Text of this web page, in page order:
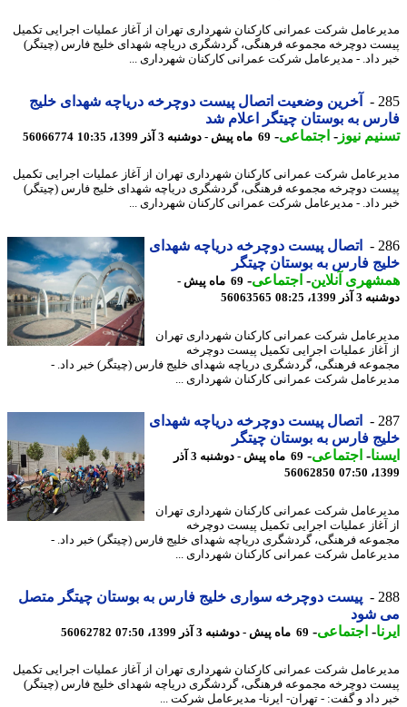
شرکت عمرانی کارکنان شهرداری تهران از آغاز عملیات اجرایی تکمیل
دوچرخه مجموعه فرهنگی، گردشگری دریاچه شهدای خلیج فارس (چیتگر)
داد. - مدیرعامل شرکت عمرانی کارکنان شهرداری ...
آخرین وضعیت اتصال پیست دوچرخه دریاچه شهدای خلیج
به بوستان چیتگر اعلام شد
نیوز-اجتماعی-69 ماه پیش - دوشنبه 3 آذر 1399، 10:35 56066774
شرکت عمرانی کارکنان شهرداری تهران از آغاز عملیات اجرایی تکمیل
دوچرخه مجموعه فرهنگی، گردشگری دریاچه شهدای خلیج فارس (چیتگر)
داد. - مدیرعامل شرکت عمرانی کارکنان شهرداری ...
اتصال پیست دوچرخه دریاچه شهدای
فارس به بوستان چیتگر
آنلاین-اجتماعی-
69 ماه پیش -
1399، 08:25
56063565
شرکت عمرانی کارکنان شهرداری تهران
عملیات اجرایی تکمیل پیست دوچرخه
فرهنگی، گردشگری دریاچه شهدای خلیج فارس (چیتگر) خبر داد. -
شرکت عمرانی کارکنان شهرداری ...
اتصال پیست دوچرخه دریاچه شهدای
فارس به بوستان چیتگر
-اجتماعی-
69 ماه پیش - دوشنبه 3 آذر
56062850
شرکت عمرانی کارکنان شهرداری تهران
عملیات اجرایی تکمیل پیست دوچرخه
فرهنگی، گردشگری دریاچه شهدای خلیج فارس (چیتگر) خبر داد. -
شرکت عمرانی کارکنان شهرداری ...
پیست دوچرخه سواری خلیج فارس به بوستان چیتگر متصل
شود
-اجتماعی-69 ماه پیش - دوشنبه 3 آذر 1399، 07:50 56062782
شرکت عمرانی کارکنان شهرداری تهران از آغاز عملیات اجرایی تکمیل
دوچرخه مجموعه فرهنگی، گردشگری دریاچه شهدای خلیج فارس (چیتگر)
داد و گفت: - تهران- ایرنا- مدیرعامل شرکت ...